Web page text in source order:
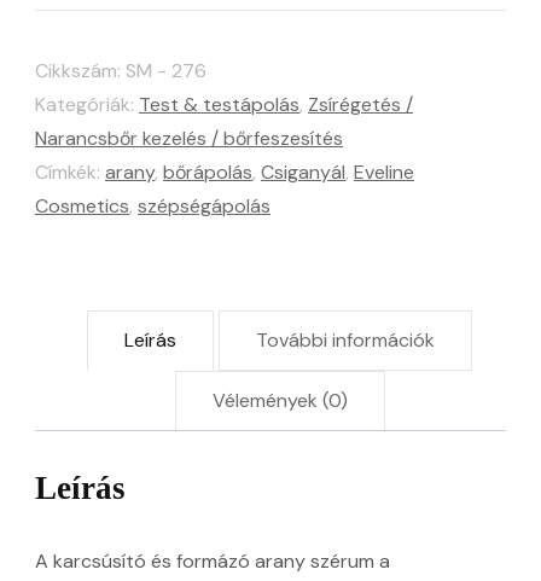
4D
Gold
feszesítő
és
formázó
szérum
Cikkszám: SM - 276
Kategóriák: Test & testápolás, Zsírégetés /
Narancsbőr kezelés / bőrfeszesítés
Címkék: arany, bőrápolás, Csiganyál, Eveline
Cosmetics, szépségápolás
Leírás További információk
Vélemények (0)
Leírás
A karcsúsító és formázó arany szérum a